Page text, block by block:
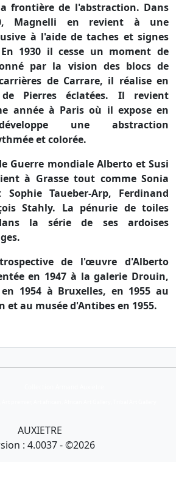
frontière de l'abstraction. Dans
Magnelli en revient à une
à l'aide de taches et signes
1930 il cesse un moment de
par la vision des blocs de
de Carrare, il réalise en
Pierres éclatées. Il revient
année à Paris où il expose en
une abstraction
et colorée.
Guerre mondiale Alberto et Susi
à Grasse tout comme Sonia
Taueber-Arp, Ferdinand
Stahly. La pénurie de toiles
la série de ses ardoises
de l'œuvre d'Alberto
en 1947 à la galerie Drouin,
1954 à Bruxelles, en 1955 au
et au musée d'Antibes en 1955.
AUXIETRE
: 4.0037 - ©2026